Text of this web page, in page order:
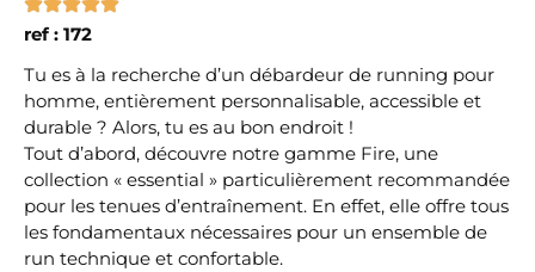
ref : 172
Tu es à la recherche d’un débardeur de running pour
homme, entièrement personnalisable, accessible et
durable ? Alors, tu es au bon endroit !
Tout d’abord, découvre notre gamme Fire, une
collection « essential » particulièrement recommandée
pour les tenues d’entraînement. En effet, elle offre tous
les fondamentaux nécessaires pour un ensemble de
run technique et confortable.